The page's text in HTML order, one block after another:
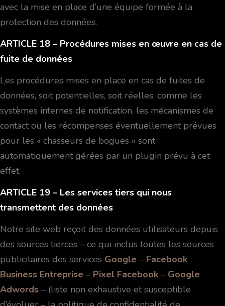
avec la mise en place d’une équipe formée à la
protection des données.
ARTICLE 18 – Procédures mises en œuvre en cas de
fuite de données
Les procédures mises en place en cas de fuites de
données, soit potentielles, soit réelles, comme les
systèmes internes de notification, les mécanismes de
contact ou les récompenses éventuellement prévues
pour les « chasseurs de bogues » sont
automatiquement gérées par un plugin prévu à cet
effet.
ARTICLE 19 – Les services tiers qui nous
transmettent des données
Notre site web reçoit des données utilisateurs depuis
des sources tierces – ce qui inclus toutes les sources
publicitaires des services Google – Facebook
Business Entreprise – Pixel Facebook – Google
Adwords – (liste non exhaustive et susceptible